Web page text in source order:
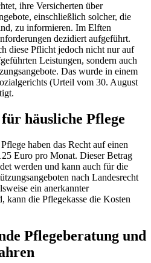
ihre Versicherten über
einschließlich solcher, die
zu informieren. Im Elften
dezidiert aufgeführt.
diese Pflicht jedoch nicht nur auf
Leistungen, sondern auch
Das wurde in einem
(Urteil vom 30. August
häusliche Pflege
haben das Recht auf einen
Euro pro Monat. Dieser Betrag
werden und kann auch für die
nach Landesrecht
ein anerkannter
kann die Pflegekasse die Kosten
Pflegeberatung und